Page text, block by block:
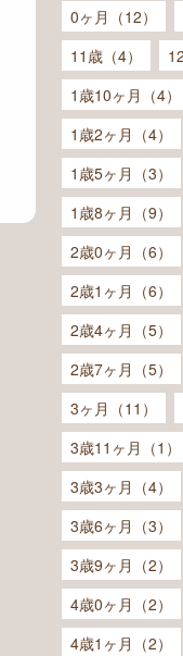
0ヶ月（12）
11歳（4）
1歳10ヶ月（4）
1歳2ヶ月（4）
1歳5ヶ月（3）
1歳8ヶ月（9）
2歳0ヶ月（6）
2歳1ヶ月（6）
2歳4ヶ月（5）
2歳7ヶ月（5）
3ヶ月（11）
3歳11ヶ月（1）
3歳3ヶ月（4）
3歳6ヶ月（3）
3歳9ヶ月（2）
4歳0ヶ月（2）
4歳1ヶ月（2）